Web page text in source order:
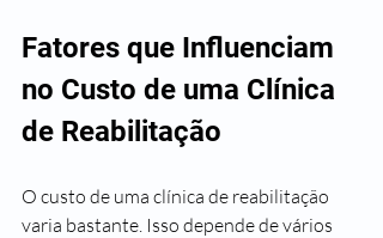
Fatores que Influenciam
no Custo de uma Clínica
de Reabilitação
O custo de uma clínica de reabilitação
varia bastante. Isso depende de vários